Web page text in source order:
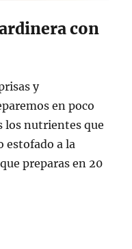
con
y
en poco
los nutrientes que
estofado a la
preparas en 20